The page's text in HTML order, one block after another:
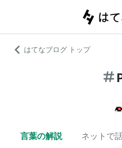
はてなブログ トップ
言葉の解説 ネットで